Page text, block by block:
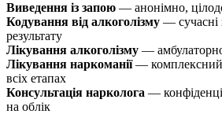
Виведення із запою — анонімно,
Кодування від алкоголізму — сучасні
результату
Лікування алкоголізму — амбулаторно
Лікування наркоманії— комплексний
всіх етапах
Консультація нарколога —
на облік